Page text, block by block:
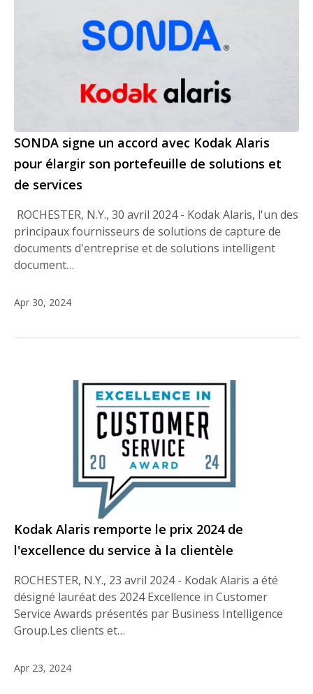
SONDA signe un accord avec Kodak Alaris
pour élargir son portefeuille de solutions et
de services
ROCHESTER, N.Y., 30 avril 2024 - Kodak Alaris, l'un des
principaux fournisseurs de solutions de capture de
documents d'entreprise et de solutions intelligent
document…
Apr 30, 2024
Kodak Alaris remporte le prix 2024 de
l'excellence du service à la clientèle
ROCHESTER, N.Y., 23 avril 2024 - Kodak Alaris a été
désigné lauréat des 2024 Excellence in Customer
Service Awards présentés par Business Intelligence
Group.Les clients et…
Apr 23, 2024